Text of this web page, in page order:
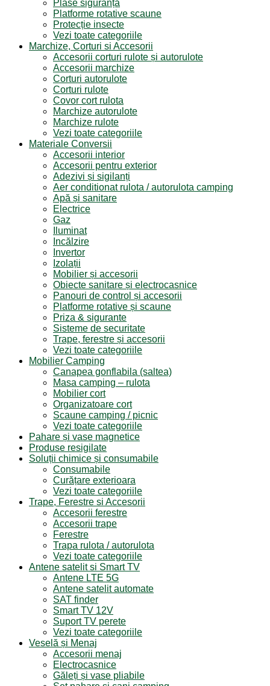
Plase siguranță
Platforme rotative scaune
Protecție insecte
Vezi toate categoriile
Marchize, Corturi si Accesorii
Accesorii corturi rulote și autorulote
Accesorii marchize
Corturi autorulote
Corturi rulote
Covor cort rulota
Marchize autorulote
Marchize rulote
Vezi toate categoriile
Materiale Conversii
Accesorii interior
Accesorii pentru exterior
Adezivi și sigilanți
Aer conditionat rulota / autorulota camping
Apă și sanitare
Electrice
Gaz
Iluminat
Incălzire
Invertor
Izolații
Mobilier și accesorii
Obiecte sanitare și electrocasnice
Panouri de control și accesorii
Platforme rotative și scaune
Priza & sigurante
Sisteme de securitate
Trape, ferestre și accesorii
Vezi toate categoriile
Mobilier Camping
Canapea gonflabila (saltea)
Masa camping – rulota
Mobilier cort
Organizatoare cort
Scaune camping / picnic
Vezi toate categoriile
Pahare și vase magnetice
Produse resigilate
Soluții chimice și consumabile
Consumabile
Curățare exterioara
Vezi toate categoriile
Trape, Ferestre si Accesorii
Accesorii ferestre
Accesorii trape
Ferestre
Trapa rulota / autorulota
Vezi toate categoriile
Antene satelit si Smart TV
Antene LTE 5G
Antene satelit automate
SAT finder
Smart TV 12V
Suport TV perete
Vezi toate categoriile
Veselă și Menaj
Accesorii menaj
Electrocasnice
Găleți și vase pliabile